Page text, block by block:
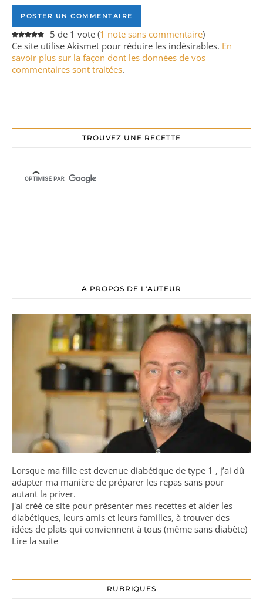
5 de 1 vote (1 note sans commentaire)
Ce site utilise Akismet pour réduire les indésirables. En
savoir plus sur la façon dont les données de vos
commentaires sont traitées.
TROUVEZ UNE RECETTE
A PROPOS DE L'AUTEUR
Lorsque ma fille est devenue diabétique de type 1 , j’ai dû
adapter ma manière de préparer les repas sans pour
autant la priver.
J'ai créé ce site pour présenter mes recettes et aider les
diabétiques, leurs amis et leurs familles, à trouver des
idées de plats qui conviennent à tous (même sans diabète)
Lire la suite
RUBRIQUES